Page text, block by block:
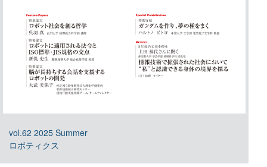
vol.62 2025 Summer
ロボティクス